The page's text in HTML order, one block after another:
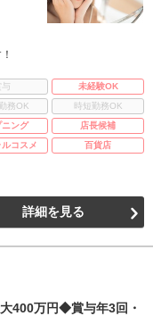
与
未経験OK
務OK
時短勤務OK
ニング
店長候補
コスメ 百貨店
詳細を見る
400万円◆賞与年3回・